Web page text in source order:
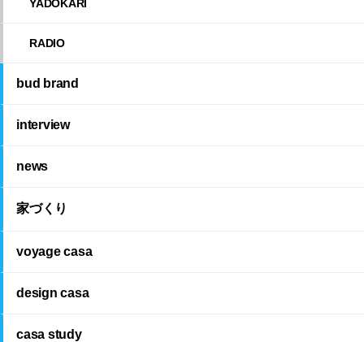
YADOKARI
RADIO
bud brand
interview
news
家づくり
voyage casa
design casa
casa study